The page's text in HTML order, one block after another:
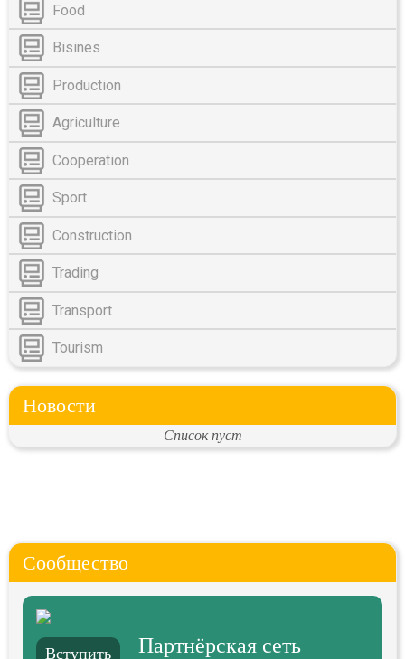
Food
Bisines
Production
Agriculture
Cooperation
Sport
Construction
Trading
Transport
Tourism
Новости
Список пуст
Сообщество
Вступить Партнёрская сеть